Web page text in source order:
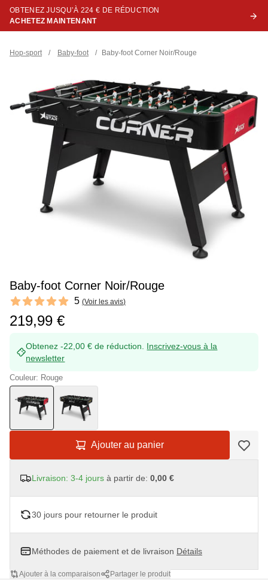
OBTENEZ JUSQU’À 224 € DE RÉDUCTION
ACHETEZ MAINTENANT
Hop-sport / Baby-foot / Baby-foot Corner Noir/Rouge
Baby-foot Corner Noir/Rouge
Reviews
5 out of 5 stars 5 (Voir les avis)
219,99 €
Obtenez -22,00 € de réduction. Inscrivez-vous à la
newsletter
Couleur: Rouge
Ajouter au panier
Livraison: 3-4 jours à partir de: 0,00 €
30 jours pour retourner le produit
Méthodes de paiement et de livraison Détails
Ajouter à la comparaison Partager le produit